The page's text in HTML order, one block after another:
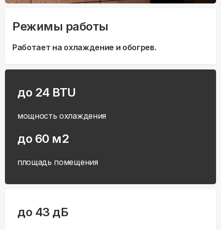
Режимы работы
Работает на охлаждение и обогрев.
до 24 BTU
мощность охлаждения
до 60 м2
площадь помещения
до 43 дБ